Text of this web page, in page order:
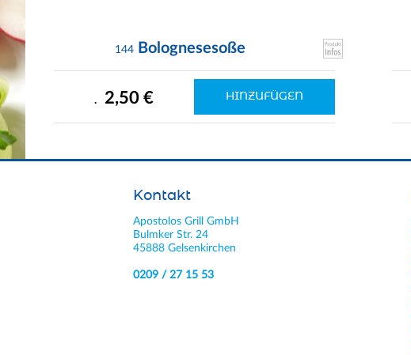
144 Bolognesesoße
. 2,50 € HINZUFÜGEN
Kontakt
Apostolos Grill GmbH
Bulmker Str. 24
45888 Gelsenkirchen
0209 / 27 15 53